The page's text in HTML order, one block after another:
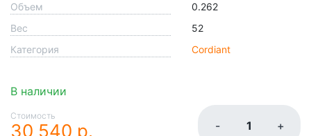
Объем
0.262
Вес
52
Категория
Cordiant
В наличии
Стоимость
30 540 р. - +